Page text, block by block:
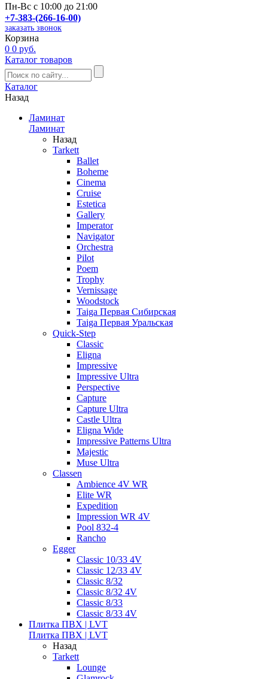
Пн-Вс с 10:00 до 21:00
+7-383-(266-16-00)
заказать звонок
Корзина
0 0 руб.
Каталог товаров
Каталог
Назад
Ламинат
Ламинат
Назад
Tarkett
Ballet
Boheme
Cinema
Cruise
Estetica
Gallery
Imperator
Navigator
Orchestra
Pilot
Poem
Trophy
Vernissage
Woodstock
Taiga Первая Сибирская
Taiga Первая Уральская
Quick-Step
Classic
Eligna
Impressive
Impressive Ultra
Perspective
Capture
Capture Ultra
Castle Ultra
Eligna Wide
Impressive Patterns Ultra
Majestic
Muse Ultra
Classen
Ambience 4V WR
Elite WR
Expedition
Impression WR 4V
Pool 832-4
Rancho
Egger
Classic 10/33 4V
Classic 12/33 4V
Classic 8/32
Classic 8/32 4V
Classic 8/33
Classic 8/33 4V
Плитка ПВХ | LVT
Плитка ПВХ | LVT
Назад
Tarkett
Lounge